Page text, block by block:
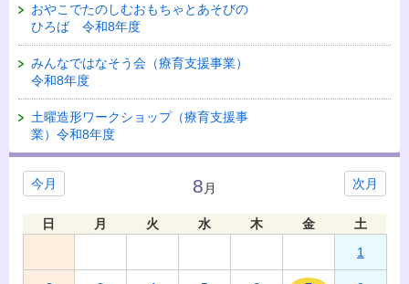
おやこでたのしむおもちゃとあそびの
ひろば 令和8年度
みんなではなそう会（療育支援事業）
令和8年度
土曜造形ワークショップ（療育支援事
業）令和8年度
今月 次月
8月
日 月 火 水 木 金
土
1